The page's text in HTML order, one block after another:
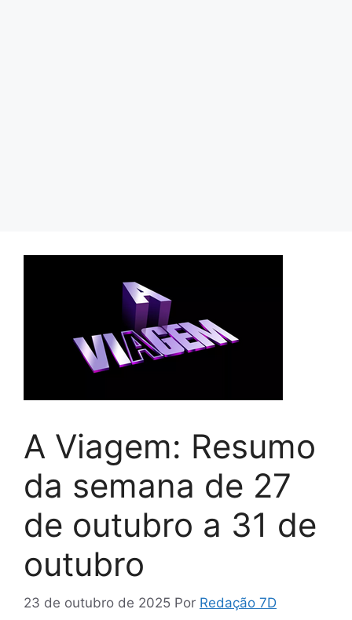
A Viagem: Resumo
da semana de 27
de outubro a 31 de
outubro
23 de outubro de 2025 Por Redação 7D